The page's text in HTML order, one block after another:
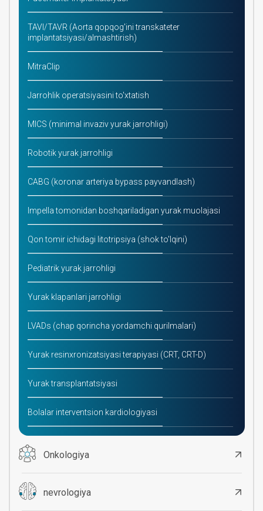
TAVI/TAVR (Aorta qopqog'ini transkateter
implantatsiyasi/almashtirish)
MitraClip
Jarrohlik operatsiyasini to'xtatish
MICS (minimal invaziv yurak jarrohligi)
Robotik yurak jarrohligi
CABG (koronar arteriya bypass payvandlash)
Impella tomonidan boshqariladigan yurak muolajasi
Qon tomir ichidagi litotripsiya (shok to'lqini)
Pediatrik yurak jarrohligi
Yurak klapanlari jarrohligi
LVADs (chap qorincha yordamchi qurilmalari)
Yurak resinxronizatsiyasi terapiyasi (CRT, CRT-D)
Yurak transplantatsiyasi
Bolalar interventsion kardiologiyasi
Onkologiya
nevrologiya